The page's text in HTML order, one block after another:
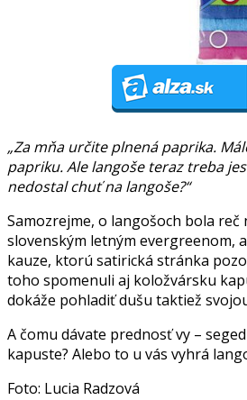
„Za mňa určite plnená paprika.
papriku. Ale langoše teraz treba
nedostal chuť na langoše?“
Samozrejme, o langošoch bola reč
slovenským letným evergreenom,
kauze, ktorú satirická stránka
toho spomenuli aj koložvársku
dokáže pohladiť dušu taktiež
A čomu dávate prednosť vy –
kapuste? Alebo to u vás vyhrá
Foto: Lucia Radzová